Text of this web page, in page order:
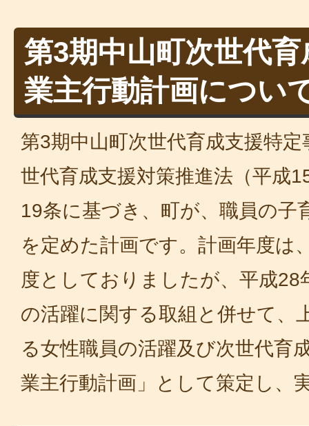
第3期中山町次世代
業主行動計画につい
第3期中山町次世代育成支援特
世代育成支援対策推進法（平成
19条に基づき、町が、職員の子
を定めた計画です。計画年度は
度としておりましたが、平成28
の活躍に関する取組と併せて、
る女性職員の活躍及び次世代育
業主行動計画」として策定し、